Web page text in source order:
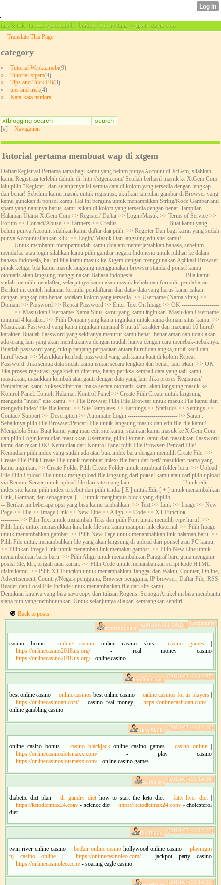
tips & trik | tutorial wapka.mobi | builder | free hosting | wapsite xtgem.com
Translate This Page
category
» Tutorial Wapka.mobi(9)
»
Tutorial xtgem(4)
»
Tips and Trick FB(3)
»
tips and trick(4)
»
Kata-kata mutiara
[#] Navigation
Tutorial pertama membuat wap di xtgem
Daftar/Registrasi Pertama-tama bagi kamu yang belum punya Account di XtGem, silahkan
kamu Registrasi terlebih dahulu di: http://xtgem.com/ Setelah berhasil masuk ke XtGem.Com
lalu pilih "Register" dan selanjutnya isi semua data di kolom yang tersedia dengan lengkap
dan benar! Sebelum kamu masuk untuk registrasi, aktifkan tampilan gambar di Browser yang
kamu gunakan di ponsel kamu. Hal ini berguna untuk menampilkan String/Kode Gambar anti
spam yang nantinya harus kamu isikan di kolom yang tersedia dengan benar. Tampilan
Halaman Utama XtGem.Com >> Register/ Daftar >> Login/Masuk >> Terms of Service >>
Forum >> Contact/Abuse >> Partners >> Credits ------------------------- Buat kamu yang
belum punya Account silahkan kamu daftar dan pilih: >> Register Dan bagi kamu yang sudah
punya Account silahkan klik: >> Login/ Masuk Dan langsung edit site kamu! -------------------
------ Untuk membantu mempermudah kamu didalam menterjemahkan bahasa, sebelum
mendaftar atau login silahkan kamu pilih gambar negara Indonesia untuk pilihan ke dalam
bahasa Indonesia, hal ini bila kamu masuk ke Xtgem dengan menggunakan Aplikasi Browser
pihak ketiga, bila kamu masuk langsung menggunakan browser standard ponsel kamu
otomatis akan langsung menggunakan Bahasa Indonesia. ------------------------- Bila kamu
sudah memilih mendaftar, selanjutnya kamu akan masuk kehalaman formulir pendaftaran.
Berikut ini contoh halaman formulir pendaftaran dan data- data yang harus kamu isikan
dengan lengkap dan benar kedalam kolom yang tersedia. >> Username (Nama Situs) >>
Domain >> Password >> Repeat Password >> Enter Text On Image >> OK -------------------
------ >> Masukkan Username/ Nama Situs kamu yang kamu inginkan. Masukkan Username
minimal 4 karakter. >> Pilih Domain yang kamu inginkan untuk nama domain situs kamu. >>
Masukkan Password yang kamu inginkan minimal 8 huruf/ karakter dan maximal 16 huruf/
karakter. Buatlah Password yang sekiranya menurut kamu benar- benar aman dan tidak akan
ada orang lain yang akan membukanya dengan mudah hanya dengan cara menebak-nebaknya.
Buatlah password yang cukup panjang,perpaduan antara huruf dan angka,huruf kecil dan
huruf besar. >> Masukkan kembali password yang tadi kamu buat di kolom Repeat
Password. Jika semua data sudah kamu isikan secara lengkap dan benar, lalu tekan: >> OK
Jika proses registrasi gagal/belum diterima, harap periksa kembali data yang tadi kamu
masukkan, masukkan kembali atau ganti dengan data yang lain. Jika proses Registrasi/
Pendaftaran kamu Sukses/diterima, maka secara otomatis kamu akan langsung masuk ke
Kontrol Panel. Contoh Halaman Kontrol Panel >> Create Pilih Create untuk langsung
mengedit "index" site kamu. >> File Browser Pilih File Browser untuk masuk File kamu dan
mengedit index/ file-file kamu. >> Site Templates >> Earnings >> Statistics >> Settings >>
Contact/ Support >> Description >> Automatic Login ------------------------- >> Saran :
Sebaiknya pilih File Browser/Pencari File untuk langsung masuk dan edit file-file kamu!
Mengelola Situs Buat kamu yang mau edit site kamu, silahkan kamu masuk ke XtGem.Com
dan pilih Login,kemudian masukkan Username, pilih Domain kamu dan masukkan Password
kamu dan tekan OK! Kemudian dari Kontrol Panel pilih File Browser/ Pencari File!
Kemudian pilih index yang sudah ada atau buat index baru dengan memilih Create File. >>
Create File Pilih Create File untuk membuat index/ file baru dan beri/ masukkan nama yang
kamu inginkan. >> Create Folder Pilih Create Folder untuk membuat folder baru. >> Upload
File Pilih Upload File untuk mengupload file langsung dari ponsel kamu atau dari pilih upload
via Remote Server untuk upload file dari site orang lain. ------------------------- Untuk edit
index site kamu pilih index tersebut dan pilih tanda: [ E ] untuk Edit [ + ] untuk menambahkan
Link, Gambar, dan sebagainya. [ - ] untuk menghapus block yang dipilih. -----------------------
-- Berikut ini beberapa opsi yang bisa kamu tambahkan: >> Text >> Link >> Image >> New
Page >> File >> Image Link >> New Line >> Align >> Code >> XT Function ----------------
--------- >> Pilih Text untuk menambah Teks dan pilih Font untuk memilih type huruf. >>
Pilih Link untuk memasukkan link,link file site kamu maupun link eksternal. >> Pilih Image
untuk menambahkan gambar. >> Pilih New Page untuk menambahkan link halaman baru. >>
Pilih File untuk menambahkan file yang akan langsung di upload dari ponsel atau PC kamu.
>> Pilihkan Image Link untuk menambah link memakai gambar. >> Pilih New Line untuk
menambahkan baris baru. >> Pilih Align untuk menambahkan Paragraf baru guna mengatur
posisi file, kiri, tengah atau kanan. >> Pilih Code untuk menambahkan script kode HTML
disite kamu. >> Pilih XT Function untuk menambahkan Tanggal dan Waktu, Counter, Online,
Advertisement, Country/Negara pengguna, Browser pengguna, IP browser, Daftar File, RSS
Reader dan Local File Include untuk menambahkan file dari site kamu. -------------------------
Demikian kiranya yang bisa saya copy dari tulisan Rogens. Semoga Artikel ini bisa membantu
siapa pun yang membutuhkan. Untuk selanjutnya silakan kembangkan sendiri.
Back to posts
Comments:
[2018-07-11 14:28]
ecottenuddefs:
casino bonus online casinoonline casino slots casino games|
https://onlinecasino2018.us.org/- real money casino
https://onlinecasino2018.us.org/- online casino
[2018-07-11 14:25]
leniDrieclawl:
best online casino online casinosbest online casino online casinos for us players |
https://onlinecasinoatt.com/- casino real money https://onlinecasinoatt.com/-
online gambling casino
[2018-07-11 14:16]
AlecpSkilk:
online casino bonus casino blackjackonline casino games casino online |
https://onlinecasinoslotsmaxx.com/- play casino
https://onlinecasinoslotsmaxx.com/- online casino games
[2018-07-11 14:14]
KillSuisy:
diabetic diet plan dr gundry diet how to start the keto diet fatty liver diet |
https://ketodietmax24.com/- science diet https://ketodietmax24.com/- cholesterol
diet
[2018-07-11 14:13]
BupBlinly:
twin river online casino betfair online casino hollywood online casino
playmgm
nj casino online| https://onlinecasinoleo.com/- jackpot party casino
https://onlinecasinoleo.com/- soaring eagle casino
[2018-07-11 14:12]